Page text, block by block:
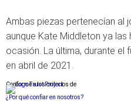
Ambas piezas pertenecían al
aunque Kate Middleton ya
ocasión. La última, durante el
en abril de 2021.
Conforme a los criterios de
¿Por qué confiar en nosotros?